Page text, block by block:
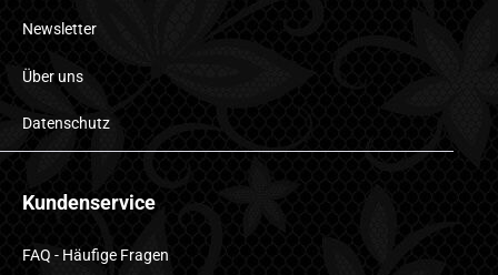
Newsletter
Über uns
Datenschutz
Kundenservice
FAQ - Häufige Fragen